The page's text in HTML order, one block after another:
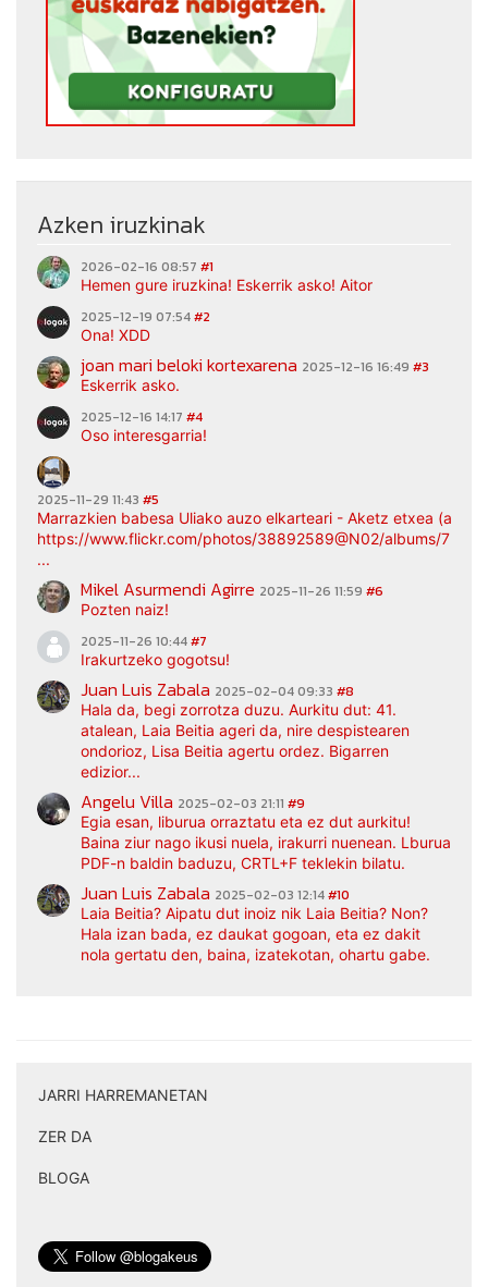
Azken iruzkinak
2026-02-16 08:57 #1
Hemen gure iruzkina! Eskerrik asko! Aitor
2025-12-19 07:54#2
Ona! XDD
joan mari beloki kortexarena 2025-12-16 16:49 #3
Eskerrik asko.
2025-12-16 14:17 #4
Oso interesgarria!
2025-11-29 11:43 #5
Marrazkien babesa Uliako auzo elkarteari - Aketz etxea
https://www.flickr.com/photos/38892589@N02/albums/
...
Mikel Asurmendi Agirre 2025-11-26 11:59 #6
Pozten naiz!
2025-11-26 10:44#7
Irakurtzeko gogotsu!
Juan Luis Zabala 2025-02-04 09:33 #8
Hala da, begi zorrotza duzu. Aurkitu dut: 41.
atalean, Laia Beitia ageri da, nire despistearen
ondorioz, Lisa Beitia agertu ordez. Bigarren
edizior...
Angelu Villa 2025-02-03 21:11 #9
Egia esan, liburua orraztatu eta ez dut aurkitu!
Baina ziur nago ikusi nuela, irakurri nuenean. Lburua
PDF-n baldin baduzu, CRTL+F teklekin bilatu.
Juan Luis Zabala 2025-02-03 12:14#10
Laia Beitia? Aipatu dut inoiz nik Laia Beitia? Non?
Hala izan bada, ez daukat gogoan, eta ez dakit
nola gertatu den, baina, izatekotan, ohartu gabe.
JARRI HARREMANETAN
ZER DA
BLOGA